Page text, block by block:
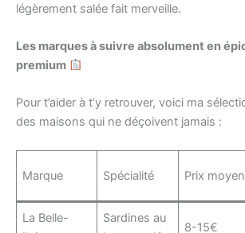
légèrement salée fait merveille.
Les marques à suivre absolument en
premium
Pour t’aider à t’y retrouver, voici ma
des maisons qui ne déçoivent jamais :
Marque Spécialité Prix moyen
La Belle-
Sardines au
8-15€